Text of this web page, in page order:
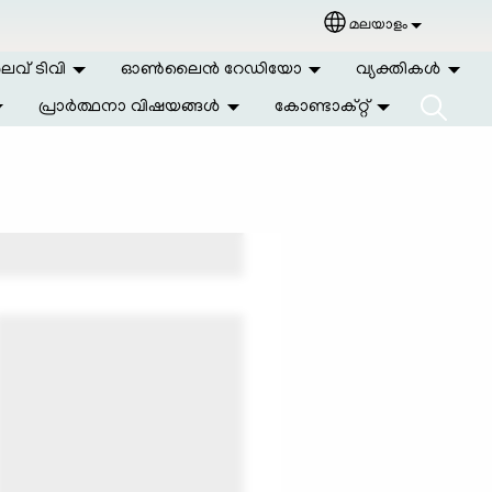
Select your
മലയാളം
ടിവി ഓണ്‍ലൈന്‍ റേഡിയോ
വ്യക്തികള്‍
പ്രാര്‍ത്ഥനാ വിഷയങ്ങള്‍ കോണ്ടാക്റ്റ്